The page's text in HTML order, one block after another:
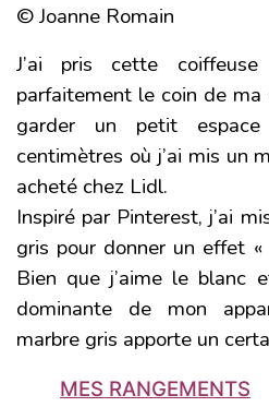
© Joanne Romain
J’ai pris cette
parfaitement le coin de ma
garder un petit
centimètres où j’ai mis un
acheté chez Lidl.
Inspiré par Pinterest, j’ai
gris pour donner un effet
Bien que j’aime le blanc
dominante de mon
marbre gris apporte un
MES RANGEMENTS